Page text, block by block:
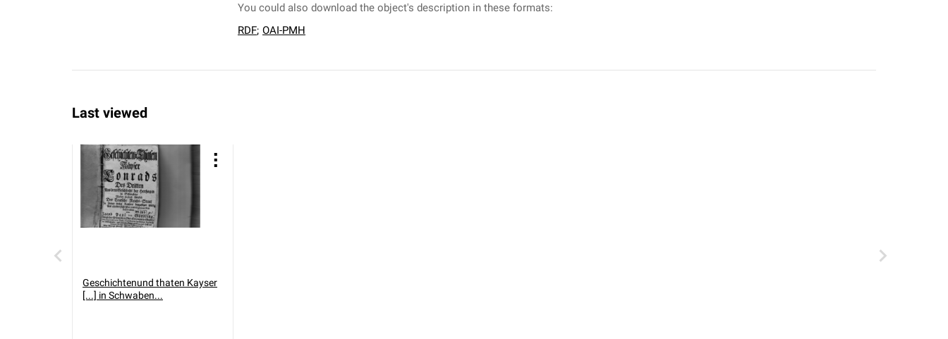
You could also download the object's description in these formats:
RDF; OAI-PMH
Last viewed
Geschichtenund thaten Kayser
[...] in Schwaben...